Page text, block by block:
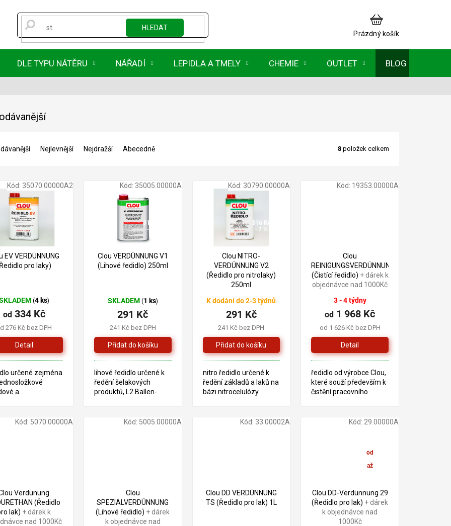
HLEDAT
NÁKUPNÍ
KOŠÍK
Prázdný košík
DLE TYPU NÁTĚRU NÁŘADÍ LEPIDLA A TMELY CHEMIE OUTLET BLOG
Nejlevnější Nejdražší Abecedně 8 položek celkem
EV VERDÜNNUNG
pro laky)
(4 ks)
276 Kč bez DPH
od334 Kč
Detail
určené zejména
a
nářadí od oleje
Kód: 35070.00000A2
316 Kč
–7 %
Clou VERDÜNNUNG V1
(Lihové ředidlo) 250ml
SKLADEM (1 ks)
241 Kč bez DPH
291 Kč
lihové ředidlo určené k
ředění šelakových
produktů, L2 Ballen-
matýrungu, šelakové
Kód: 35005.00000A
316 Kč
–7 %
Clou NITRO-
VERDÜNNUNG V2
(Ředidlo pro nitrolaky)
250ml
K dodání do 2-3 týdnů
241 Kč bez DPH
291 Kč
nitro ředidlo určené k
ředění základů a laků na
bázi nitrocelulózy
Kód: 30790.00000A
Clou
REINIGUNGSVERDÜNNUNG
(Čistící ředidlo) + dárek k
objednávce nad 1000Kč
3 - 4 týdny
od 1 626 Kč bez DPH
od 1 968 Kč
Detail
ředidlo od výrobce Clou,
které souží především k
čistění pracovního
založenými na bázi
Kód: 19353.00000A
Verdünung
(Ředidlo
lak) + dárek k
nad 1000Kč
Kód: 5070.00000A
Clou
SPEZIALVERDÜNNUNG
(Lihové ředidlo) + dárek
k objednávce nad
Kód: 5005.00000A
Clou DD VERDÜNNUNG
TS (Ředidlo pro lak) 1L
Kód: 33.00002A
od
až
Clou DD-Verdünnung 29
(Ředidlo pro lak) + dárek
k objednávce nad
1000Kč
Kód: 29.00000A